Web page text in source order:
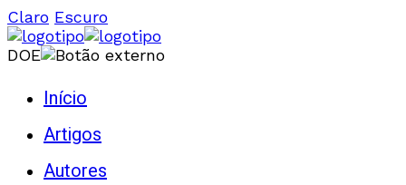
Claro Escuro
DOE
Início
Artigos
Autores